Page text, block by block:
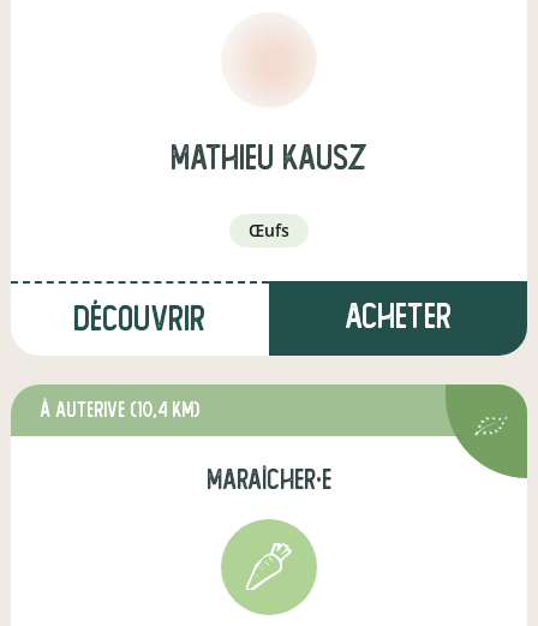
mathieu kausz
œufs
Découvrir Acheter
à Auterive (10,4 km)
maraîcher·e